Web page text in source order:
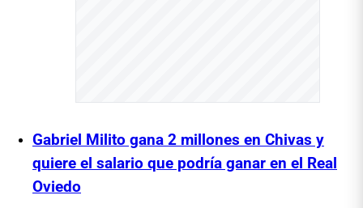
Gabriel Milito gana 2 millones en Chivas y
quiere el salario que podría ganar en el Real
Oviedo